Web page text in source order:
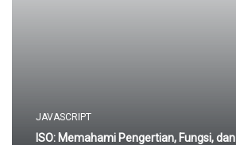
JAVASCRIPT
ISO: Memahami Pengertian, Fungsi, dan